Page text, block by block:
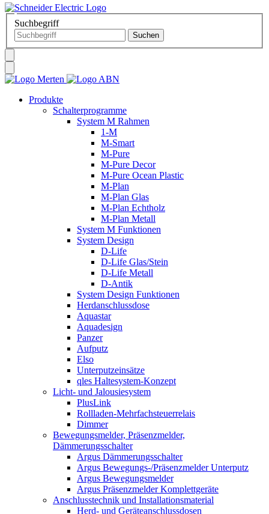
Suchbegriff
Produkte
Schalterprogramme
System M Rahmen
1-M
M-Smart
M-Pure
M-Pure Decor
M-Pure Ocean Plastic
M-Plan
M-Plan Glas
M-Plan Echtholz
M-Plan Metall
System M Funktionen
System Design
D-Life
D-Life Glas/Stein
D-Life Metall
D-Antik
System Design Funktionen
Herdanschlussdose
Aquastar
Aquadesign
Panzer
Aufputz
Elso
Unterputzeinsätze
qles Haltesystem-Konzept
Licht- und Jalousiesystem
PlusLink
Rollladen-Mehrfachsteuerrelais
Dimmer
Bewegungsmelder, Präsenzmelder,
Dämmerungsschalter
Argus Dämmerungsschalter
Argus Bewegungs-/Präsenzmelder Unterputz
Argus Bewegungsmelder
Argus Präsenzmelder Komplettgeräte
Anschlusstechnik und Installationsmaterial
Herd- und Geräteanschlussdosen